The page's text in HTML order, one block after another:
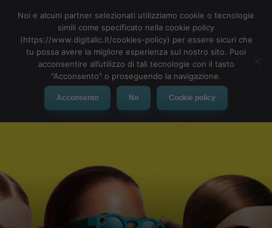
MENU
Noi e alcuni partner selezionati utilizziamo cookie o tecnologie
simili come specificato nella cookie policy
(https://www.digitalic.it/cookies-policy) per essere sicuri che
tu possa avere la migliore esperienza sul nostro sito. Puoi
acconsentire all’utilizzo di tali tecnologie con il tasto
"Acconsento" o proseguendo la navigazione.
Acconsento No Cookie policy